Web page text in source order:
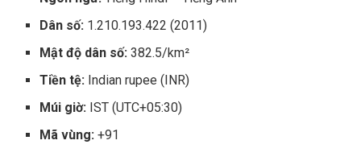
Dân số: 1.210.193.422 (2011)
Mật độ dân số: 382.5/km²
Tiền tệ: Indian rupee (INR)
Múi giờ: IST (UTC+05:30)
Mã vùng: +91